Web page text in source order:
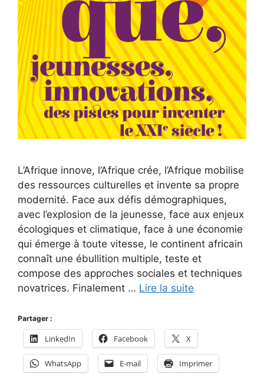
L’Afrique innove, l’Afrique crée, l’Afrique mobilise
des ressources culturelles et invente sa propre
modernité. Face aux défis démographiques,
avec l’explosion de la jeunesse, face aux enjeux
écologiques et climatique, face à une économie
qui émerge à toute vitesse, le continent africain
connaît une ébullition multiple, teste et
compose des approches sociales et techniques
novatrices. Finalement … Lire la suite
Partager :
LinkedIn Facebook X
WhatsApp E-mail Imprimer